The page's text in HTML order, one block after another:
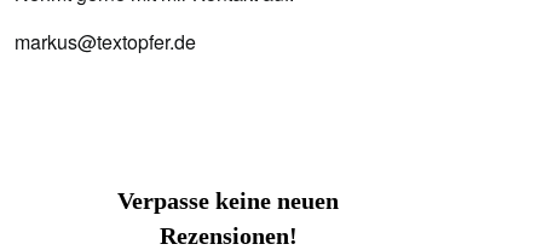
markus@textopfer.de
Verpasse keine neuen
Rezensionen!